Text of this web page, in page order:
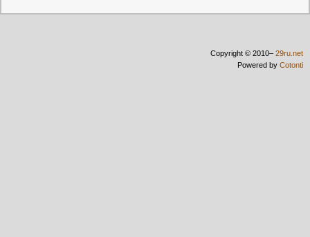
Copyright © 2010– 29ru.net
Powered by Cotonti